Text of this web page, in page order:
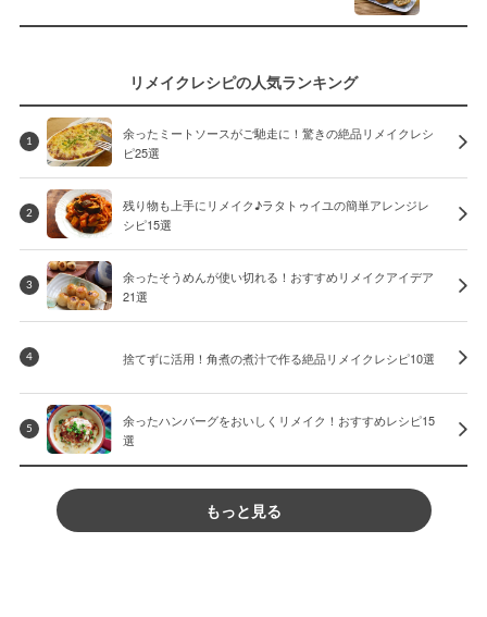
リメイクレシピの人気ランキング
1
余ったミートソースがご馳走に！驚きの絶品リメイクレシ
ピ25選
2
残り物も上手にリメイク♪ラタトゥイユの簡単アレンジレ
シピ15選
3
余ったそうめんが使い切れる！おすすめリメイクアイデア
21選
4 捨てずに活用！角煮の煮汁で作る絶品リメイクレシピ10選
5
余ったハンバーグをおいしくリメイク！おすすめレシピ15
選
もっと見る